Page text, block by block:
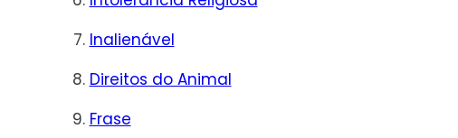
Inalienável
Direitos do Animal
Frase